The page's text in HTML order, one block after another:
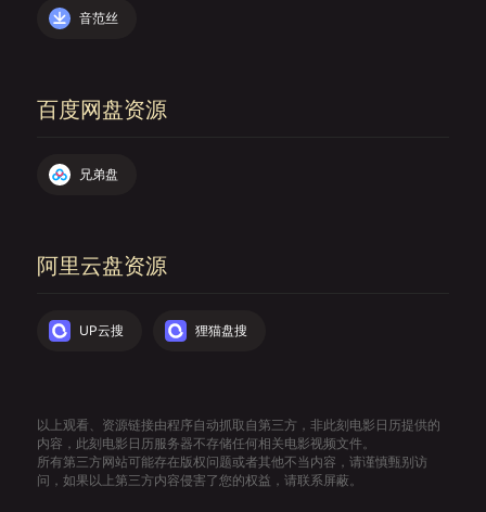
音范丝
百度网盘资源
兄弟盘
阿里云盘资源
UP云搜 狸猫盘搜
以上观看、资源链接由程序自动抓取自第三方，非此刻电影日历提供的
内容，此刻电影日历服务器不存储任何相关电影视频文件。
所有第三方网站可能存在版权问题或者其他不当内容，请谨慎甄别访
问，如果以上第三方内容侵害了您的权益，请联系屏蔽。